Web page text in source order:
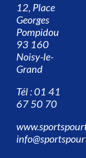
12, Place
Georges
Pompidou
93 160
Noisy-le-
Grand
Tél : 01 41
67 50 70